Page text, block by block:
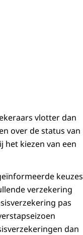
vlotter dan
over de status van
kiezen van een
keuzes
verzekering
pas
dan